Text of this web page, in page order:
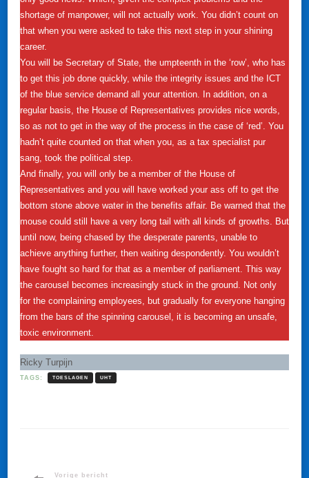
shortage of manpower, will not actually work. You didn’t count on
that when you were asked to take this next step in your shining
career.
You will be Secretary of State, the umpteenth in the ‘row’, who has
to get this job done quickly, while the integrity issues and the ICT
of the blue service demand all your attention. In addition, on a
regular basis, the House of Representatives provides nice words,
so as not to get in the way of the process in the case of ‘red’. You
hadn’t quite counted on that when you, as a tax specialist pur
sang, took the political step.
And finally, you will only be a member of the House of
Representatives and you will have worked your ass off to get the
bottom stone above water in the benefits affair. Be warned that the
mouse could still have a very long tail with all kinds of growths. But
until now, being chased by the desperate parents, unable to
achieve anything further, then waiting despondently. You wouldn’t
have fought so hard for that as a member of parliament. This way
the carousel becomes increasingly stuck in the ground. Not only
for the complaining employees, but gradually for everyone hanging
from the bars of the spinning carousel, it is becoming an unsafe,
toxic environment.
Ricky Turpijn
TAGS: TOESLAGEN UHT
Vorige bericht